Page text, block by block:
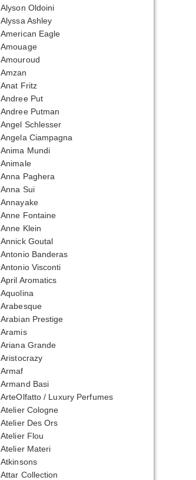
Alyson Oldoini
Alyssa Ashley
American Eagle
Amouage
Amouroud
Amzan
Anat Fritz
Andree Put
Andree Putman
Angel Schlesser
Angela Ciampagna
Anima Mundi
Animale
Anna Paghera
Anna Sui
Annayake
Anne Fontaine
Anne Klein
Annick Goutal
Antonio Banderas
Antonio Visconti
April Aromatics
Aquolina
Arabesque
Arabian Prestige
Aramis
Ariana Grande
Aristocrazy
Armaf
Armand Basi
ArteOlfatto / Luxury Perfumes
Atelier Cologne
Atelier Des Ors
Atelier Flou
Atelier Materi
Atkinsons
Attar Collection